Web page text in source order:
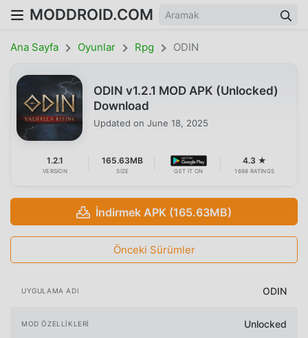
MODDROID.COM
Ana Sayfa Oyunlar Rpg ODIN
ODIN v1.2.1 MOD APK (Unlocked)
Download
Updated on June 18, 2025
1.2.1
VERSION
165.63MB
SIZE GET IT ON
4.3 ★
1698 RATINGS
İndirmek APK (165.63MB)
Önceki Sürümler
UYGULAMA ADI ODIN
MOD ÖZELLIKLERI Unlocked